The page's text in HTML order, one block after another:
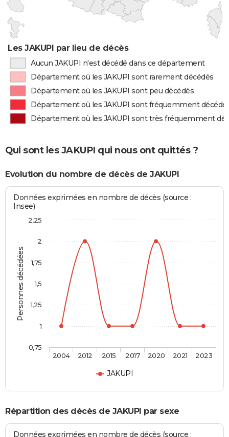
Les JAKUPI par lieu de décès
Aucun JAKUPI n'est décédé dans ce département
Département où les JAKUPI sont rarement décédés
Département où les JAKUPI sont peu décédés
Département où les JAKUPI sont fréquemment
Département où les JAKUPI sont très fréquemment
Qui sont les JAKUPI qui nous ont quittés ?
Evolution du nombre de décès de JAKUPI
Personnes décédées
Données exprimées en nombre de décès (source :
Insee)
JAKUPI
2004 2012 2015 2017 2020 2021 2023
0,75
1
1,25
1,5
1,75
2
2,25
Répartition des décès de JAKUPI par sexe
Données exprimées en nombre de décès (source :